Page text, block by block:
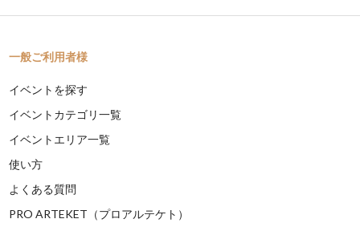
一般ご利用者様
イベントを探す
イベントカテゴリ一覧
イベントエリア一覧
使い方
よくある質問
PRO ARTEKET（プロアルテケト）